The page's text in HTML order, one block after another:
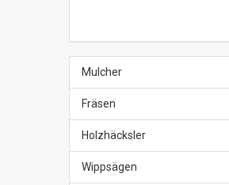
Mulcher
Fräsen
Holzhäcksler
Wippsägen